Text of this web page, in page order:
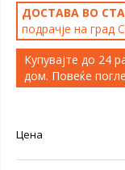
ДОСТАВА ВО
подрачје на град
Купувајте до 24
дом. Повеќе
Цена